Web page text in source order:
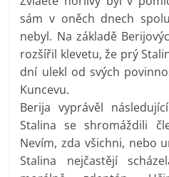
sám v oněch dnech
nebyl. Na základě
rozšířil klevetu, že prý
dní ulekl od svých
Kuncevu.
Berija vyprávěl
Stalina se shromáždili
Nevím, zda všichni, nebo
Stalina nejčastějí